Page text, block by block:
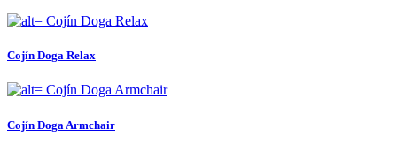
Cojín Doga Relax
Cojín Doga Armchair